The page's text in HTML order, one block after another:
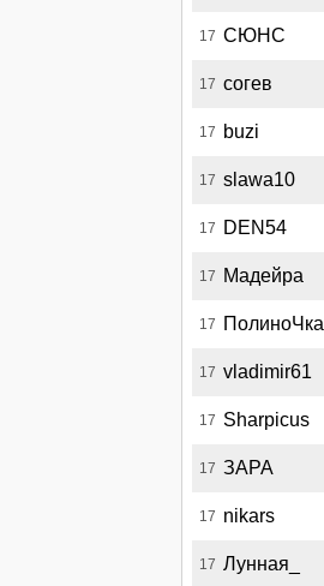
17 СЮНС
17 согев
17 buzi
17 slawa10
17 DEN54
17 Мадейра
17 ПолиноЧка
17 vladimir61
17 Sharpicus
17 ЗАРА
17 nikars
17 Лунная_